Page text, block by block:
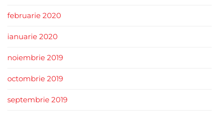
februarie 2020
ianuarie 2020
noiembrie 2019
octombrie 2019
septembrie 2019